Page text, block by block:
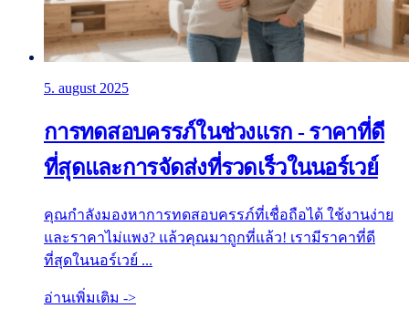
5. august 2025
การทดสอบครรภ์ในช่วงแรก - ราคาที่ดี
ที่สุดและการจัดส่งที่รวดเร็วในนอร์เวย์
คุณกำลังมองหาการทดสอบครรภ์ที่เชื่อถือได้ ใช้งานง่าย
และราคาไม่แพง? แล้วคุณมาถูกที่แล้ว! เรามีราคาที่ดี
ที่สุดในนอร์เวย์ ...
อ่านเพิ่มเติม ->